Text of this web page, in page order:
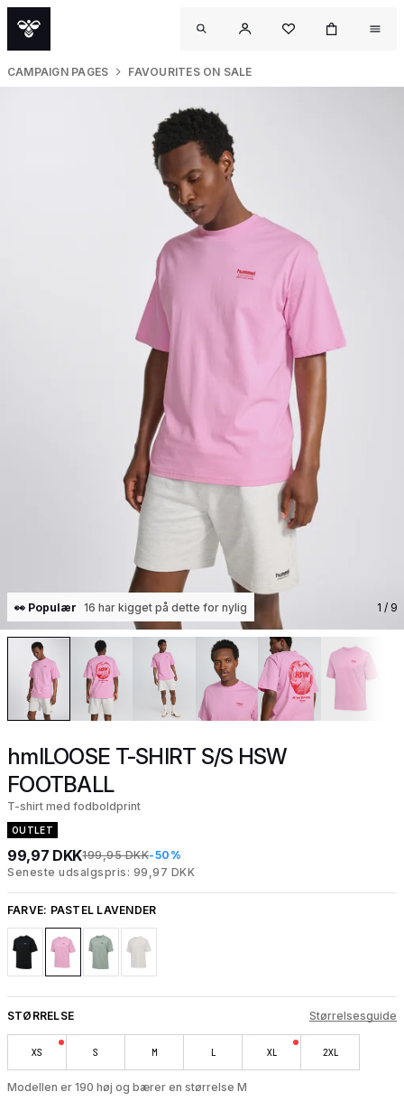
CAMPAIGN PAGES FAVOURITES ON SALE
👀 Populær 16 har kigget på dette for nylig 1 / 9
hmlLOOSE T-SHIRT S/S HSW
FOOTBALL
T-shirt med fodboldprint
OUTLET
99,97 DKK199,95 DKK-50%
Seneste udsalgspris: 99,97 DKK
FARVE: PASTEL LAVENDER
STØRRELSE Størrelsesguide
XS S M L XL 2XL
Modellen er 190 høj og bærer en størrelse M